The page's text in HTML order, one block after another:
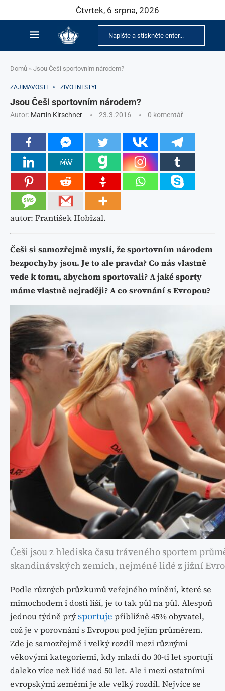
Čtvrtek, 6 srpna, 2026
Domů » Jsou Češi sportovním národem?
ZAJÍMAVOSTI ŽIVOTNÍ STYL
Jsou Češi sportovním národem?
Autor: Martin Kirschner 23.3.2016 0 komentář
autor: František Hobizal.
Češi si samozřejmě myslí, že sportovním národem
bezpochyby jsou. Je to ale pravda? Co nás vlastně
vede k tomu, abychom sportovali? A jaké sporty
máme vlastně nejraději? A co srovnání s Evropou?
Češi jsou z hlediska času tráveného sportem
skandinávských zemích, nejméně lidé z jižní
Podle různých průzkumů veřejného mínění, které se
mimochodem i dosti liší, je to tak půl na půl. Alespoň
jednou týdně prýsportuje přibližně 45% obyvatel,
což je v porovnání s Evropou pod jejím průměrem.
Zde je samozřejmě i velký rozdíl mezi různými
věkovými kategoriemi, kdy mladí do 30-ti let sportují
daleko více než lidé nad 50 let. Ale i mezi ostatními
evropskými zeměmi je ale velký rozdíl. Nejvíce se